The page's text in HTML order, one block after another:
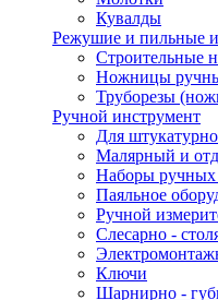
Кувалды
Режушие и пильные
Строительные
Ножницы
Труборезы
Ручной инструмент
Для
Малярный и
Наборы ручных
Паяльное
Ручной
Слесарно -
Ключи
Шарнирно -